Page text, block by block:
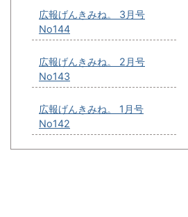
広報げんきみね。 3月号
No144
広報げんきみね。 2月号
No143
広報げんきみね。 1月号
No142